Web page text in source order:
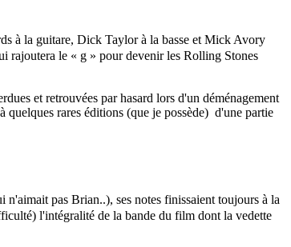
à la guitare, Dick Taylor à la basse et Mick Avory
rajoutera le « g » pour devenir les Rolling Stones
et retrouvées par hasard lors d'un déménagement
rares éditions (que je possède) d'une partie
pas Brian..), ses notes finissaient toujours à la
l'intégralité de la bande du film dont la vedette